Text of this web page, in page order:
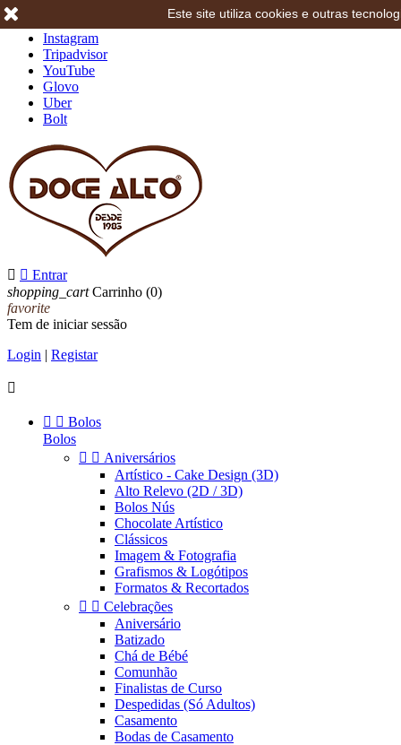
Instagram
Tripadvisor
YouTube
Glovo
Uber
Bolt
  Entrar
shopping_cart Carrinho (0)
favorite
Tem de iniciar sessão
Login | Registar

  Bolos
Bolos
  Aniversários
Artístico - Cake Design (3D)
Alto Relevo (2D / 3D)
Bolos Nús
Chocolate Artístico
Clássicos
Imagem & Fotografia
Grafismos & Logótipos
Formatos & Recortados
  Celebrações
Aniversário
Batizado
Chá de Bébé
Comunhão
Finalistas de Curso
Despedidas (Só Adultos)
Casamento
Bodas de Casamento
Este site utiliza cookies e outras